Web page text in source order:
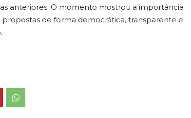
anteriores. O momento mostrou a importância
de forma democrática, transparente e